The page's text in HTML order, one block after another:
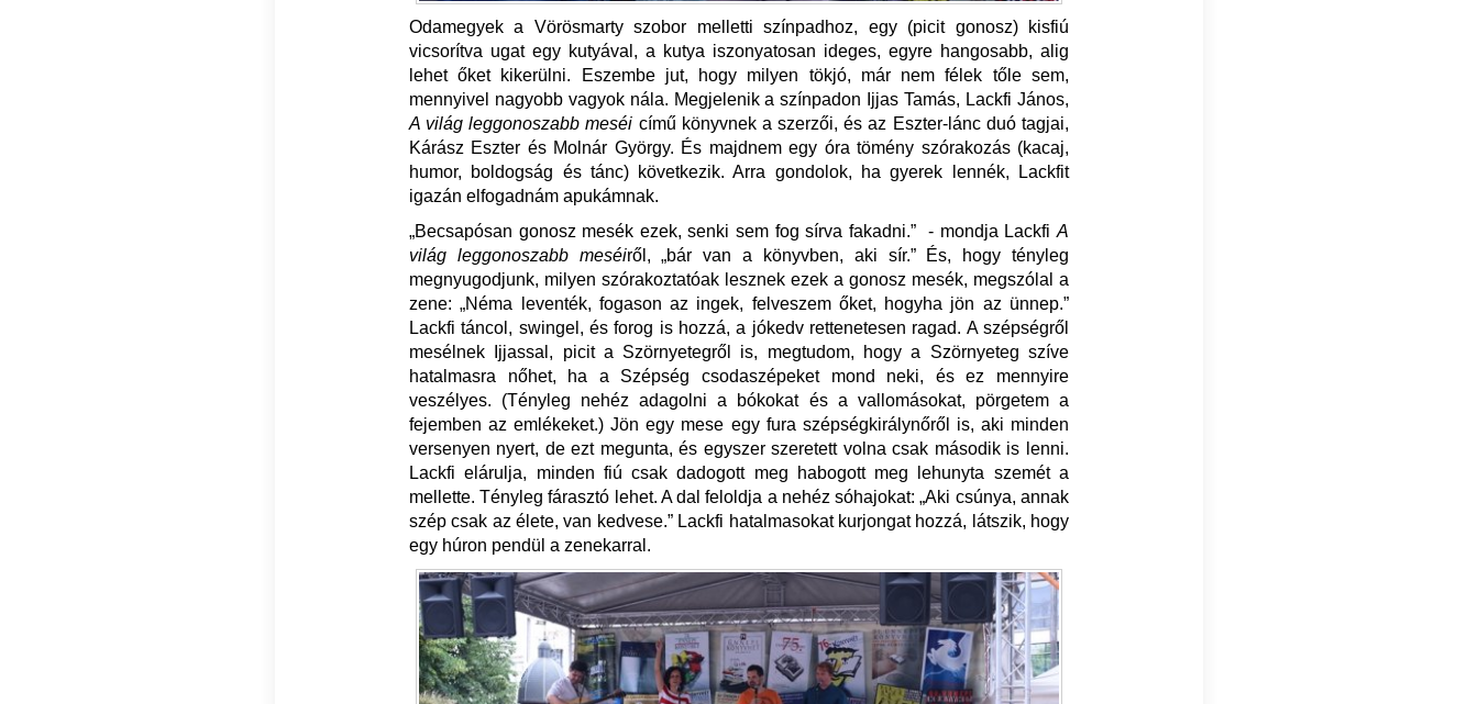
Odamegyek a Vörösmarty szobor melletti színpadhoz, egy (picit gonosz) kisfiú
vicsorítva ugat egy kutyával, a kutya iszonyatosan ideges, egyre hangosabb, alig
lehet őket kikerülni. Eszembe jut, hogy milyen tökjó, már nem félek tőle sem,
mennyivel nagyobb vagyok nála. Megjelenik a színpadon Ijjas Tamás, Lackfi János,
A világ leggonoszabb meséi című könyvnek a szerzői, és az Eszter-lánc duó tagjai,
Kárász Eszter és Molnár György. És majdnem egy óra tömény szórakozás (kacaj,
humor, boldogság és tánc) következik. Arra gondolok, ha gyerek lennék, Lackfit
igazán elfogadnám apukámnak.
„Becsapósan gonosz mesék ezek, senki sem fog sírva fakadni.” - mondja Lackfi A
világ leggonoszabb meséiről, „bár van a könyvben, aki sír.” És, hogy tényleg
megnyugodjunk, milyen szórakoztatóak lesznek ezek a gonosz mesék, megszólal a
zene: „Néma leventék, fogason az ingek, felveszem őket, hogyha jön az ünnep.”
Lackfi táncol, swingel, és forog is hozzá, a jókedv rettenetesen ragad. A szépségről
mesélnek Ijjassal, picit a Szörnyetegről is, megtudom, hogy a Szörnyeteg szíve
hatalmasra nőhet, ha a Szépség csodaszépeket mond neki, és ez mennyire
veszélyes. (Tényleg nehéz adagolni a bókokat és a vallomásokat, pörgetem a
fejemben az emlékeket.) Jön egy mese egy fura szépségkirálynőről is, aki minden
versenyen nyert, de ezt megunta, és egyszer szeretett volna csak második is lenni.
Lackfi elárulja, minden fiú csak dadogott meg habogott meg lehunyta szemét a
mellette. Tényleg fárasztó lehet. A dal feloldja a nehéz sóhajokat: „Aki csúnya, annak
szép csak az élete, van kedvese.” Lackfi hatalmasokat kurjongat hozzá, látszik, hogy
egy húron pendül a zenekarral.